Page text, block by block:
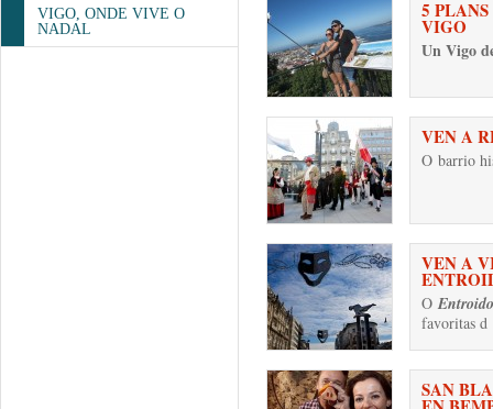
VIGO, ONDE VIVE O
NADAL
5
VIGO
Un Vigo
VEN A
O barrio
VEN A
O Entroido
favoritas d
SAN